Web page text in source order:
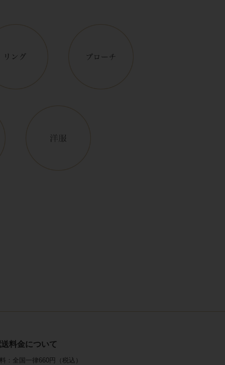
料金について
：全国一律660円（税込）